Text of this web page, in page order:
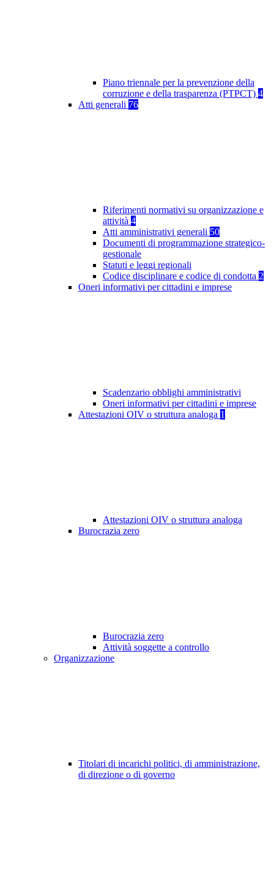
Piano triennale per la prevenzione della
corruzione e della trasparenza (PTPCT) 4
Atti generali 76
Riferimenti normativi su organizzazione e
attività 4
Atti amministrativi generali 50
Documenti di programmazione strategico-
gestionale
Statuti e leggi regionali
Codice disciplinare e codice di condotta 2
Oneri informativi per cittadini e imprese
Scadenzario obblighi amministrativi
Oneri informativi per cittadini e imprese
Attestazioni OIV o struttura analoga 1
Attestazioni OIV o struttura analoga
Burocrazia zero
Burocrazia zero
Attività soggette a controllo
Organizzazione
Titolari di incarichi politici, di amministrazione,
di direzione o di governo